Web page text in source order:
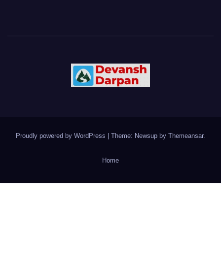
Proudly powered by WordPress Theme: Newsup by Themeansar.
Home